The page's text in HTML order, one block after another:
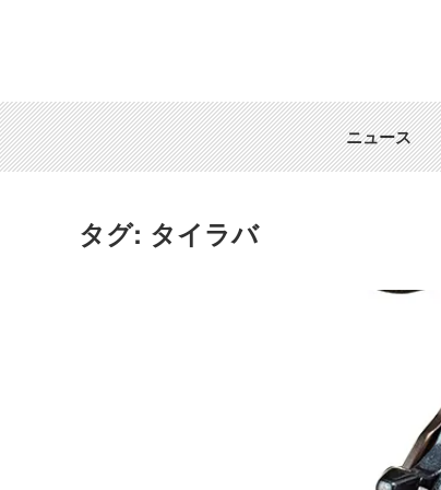
ニュース
タグ: タイラバ